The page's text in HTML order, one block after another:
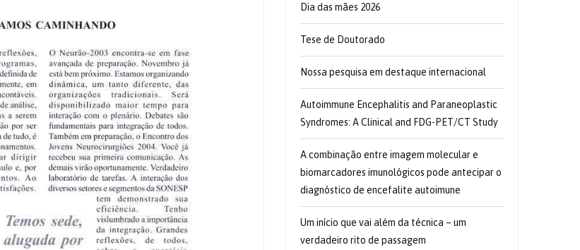
Dia das mães 2026
Tese de Doutorado
Nossa pesquisa em destaque internacional
Autoimmune Encephalitis and Paraneoplastic
Syndromes: A Clinical and FDG-PET/CT Study
A combinação entre imagem molecular e
biomarcadores imunológicos pode antecipar o
diagnóstico de encefalite autoimune
Um início que vai além da técnica – um
verdadeiro rito de passagem